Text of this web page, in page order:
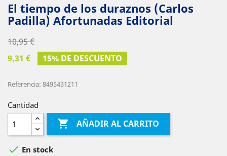
El tiempo de los duraznos (Carlos
Padilla) Afortunadas Editorial
10,95 €
9,31 €
15% DE DESCUENTO
Referencia: 8495431211
Cantidad
 AÑADIR AL CARRITO
 En stock